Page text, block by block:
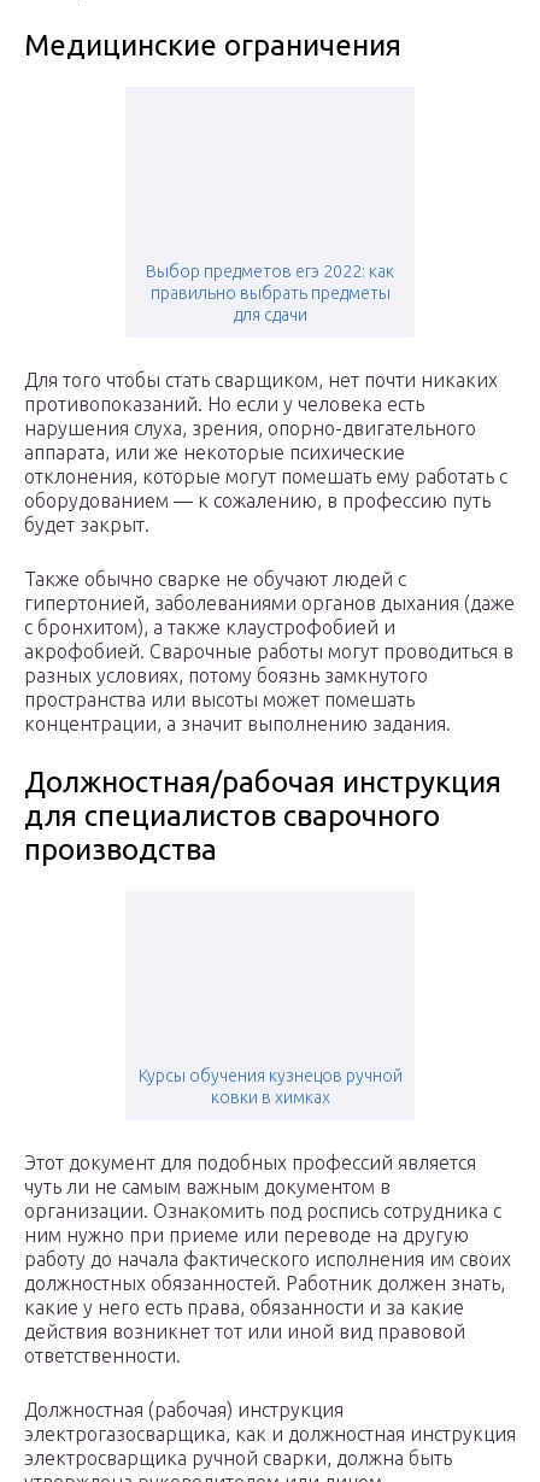
Медицинские ограничения
Выбор предметов егэ 2022: как
правильно выбрать предметы
для сдачи
Для того чтобы стать сварщиком, нет почти никаких
противопоказаний. Но если у человека есть
нарушения слуха, зрения, опорно-двигательного
аппарата, или же некоторые психические
отклонения, которые могут помешать ему работать с
оборудованием — к сожалению, в профессию путь
будет закрыт.
Также обычно сварке не обучают людей с
гипертонией, заболеваниями органов дыхания (даже
с бронхитом), а также клаустрофобией и
акрофобией. Сварочные работы могут проводиться в
разных условиях, потому боязнь замкнутого
пространства или высоты может помешать
концентрации, а значит выполнению задания.
Должностная/рабочая инструкция
для специалистов сварочного
производства
Курсы обучения кузнецов ручной
ковки в химках
Этот документ для подобных профессий является
чуть ли не самым важным документом в
организации. Ознакомить под роспись сотрудника с
ним нужно при приеме или переводе на другую
работу до начала фактического исполнения им своих
должностных обязанностей. Работник должен знать,
какие у него есть права, обязанности и за какие
действия возникнет тот или иной вид правовой
ответственности.
Должностная (рабочая) инструкция
электрогазосварщика, как и должностная инструкция
электросварщика ручной сварки, должна быть